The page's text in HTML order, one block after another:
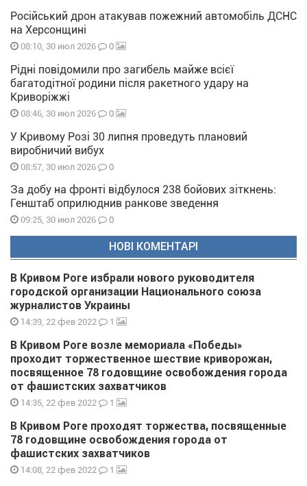
Російський дрон атакував пожежний автомобіль ДСНС
на Херсонщині
08:10, 30 июл 2026 0
Рідні повідомили про загибель майже всієї
багатодітної родини після ракетного удару на
Криворіжжі
08:46, 30 июл 2026 0
У Кривому Розі 30 липня проведуть плановий
виробничий вибух
08:57, 30 июл 2026 0
За добу на фронті відбулося 238 бойових зіткнень:
Генштаб оприлюднив ранкове зведення
09:25, 30 июл 2026 0
НОВІ КОМЕНТАРІ
В Кривом Роге избрали нового руководителя
городской организации Национального союза
журналистов Украины
14:39, 22 фев 2022 1
В Кривом Роге возле мемориала «Победы»
проходит торжественное шествие криворожан,
посвященное 78 годовщине освобождения города
от фашистских захватчиков
14:35, 22 фев 2022 1
В Кривом Роге проходят торжества, посвященные
78 годовщине освобождения города от
фашистских захватчиков
14:08, 22 фев 2022 1